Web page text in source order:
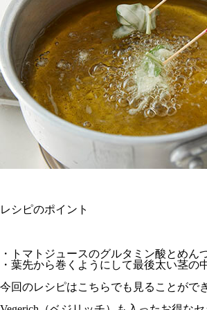
レシピのポイント
・トマトジュースのグルタミン酸とめ
・葉先から巻くようにして最後太い茎の
今回のレシピはこちらでも見ることがで